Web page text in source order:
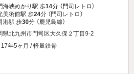
海峡めかり駅 歩14分 （門司レトロ）
美術館駅 歩24分 （門司レトロ）
港駅 歩30分 （鹿児島線）
県北九州市門司区大久保２丁目9-2
年5ヶ月 / 軽量鉄骨